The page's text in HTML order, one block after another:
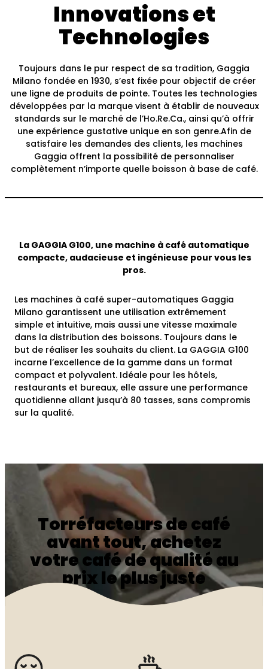
Innovations et
Technologies
Toujours dans le pur respect de sa tradition, Gaggia
Milano fondée en 1930, s’est fixée pour objectif de créer
une ligne de produits de pointe. Toutes les technologies
développées par la marque visent à établir de nouveaux
standards sur le marché de l’Ho.Re.Ca., ainsi qu’à offrir
une expérience gustative unique en son genre.Afin de
satisfaire les demandes des clients, les machines
Gaggia offrent la possibilité de personnaliser
complètement n’importe quelle boisson à base de café.
La GAGGIA G100, une machine à café automatique
compacte, audacieuse et ingénieuse pour vous les
pros.
Les machines à café super-automatiques Gaggia
Milano garantissent une utilisation extrêmement
simple et intuitive, mais aussi une vitesse maximale
dans la distribution des boissons. Toujours dans le
but de réaliser les souhaits du client. La GAGGIA G100
incarne l’excellence de la gamme dans un format
compact et polyvalent. Idéale pour les hôtels,
restaurants et bureaux, elle assure une performance
quotidienne allant jusqu’à 80 tasses, sans compromis
sur la qualité.
Torréfacteurs de café
avant tout, achetez
votre café de qualité au
prix le plus juste
Demander un devis